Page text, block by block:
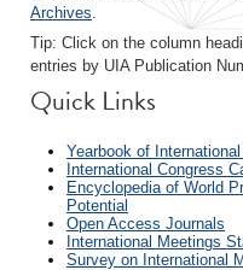
Archives.
Tip: Click on the column
entries by UIA Publication
Quick Links
Yearbook of
International Congress
Encyclopedia of World
Potential
Open Access Journals
International Meetings
Survey on International